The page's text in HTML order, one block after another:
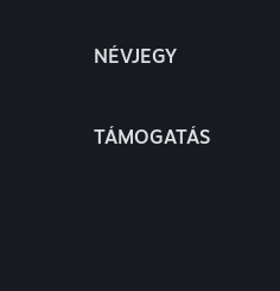
NÉVJEGY
TÁMOGATÁS